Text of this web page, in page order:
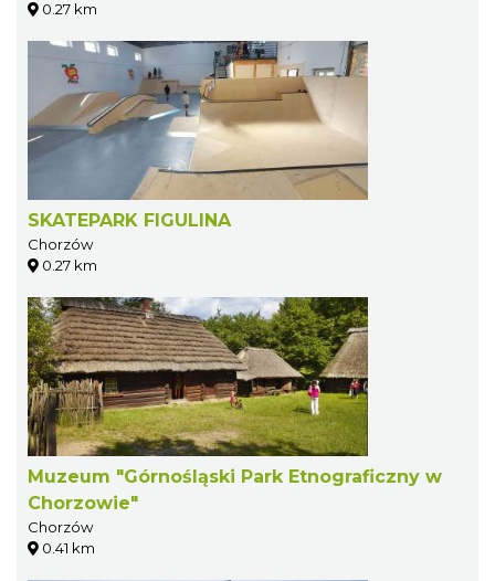
0.27 km
SKATEPARK FIGULINA
Chorzów
0.27 km
Muzeum "Górnośląski Park Etnograficzny w
Chorzowie"
Chorzów
0.41 km